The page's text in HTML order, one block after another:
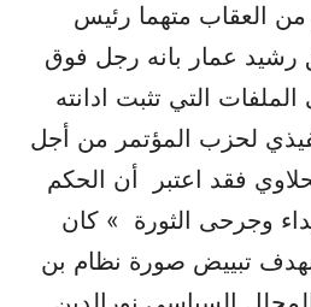
من العقاب متهما رئيس
رشيد عمار بانه رجل فوق
التي تثبت ادانته
لحزب المؤتمر من أجل
فقد اعتبر أن الحكم
وجرحى الثورة » كان
تبييض صورة نظام بن